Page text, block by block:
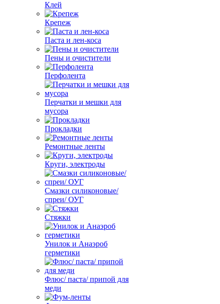
Клей
Крепеж
Паста и лен-коса
Пены и очистители
Перфолента
Перчатки и мешки для
мусора
Прокладки
Ремонтные ленты
Круги, электроды
Смазки силиконовые/
спреи/ ОУГ
Стяжки
Унилок и Анаэроб
герметики
Флюс/ паста/ припой для
меди